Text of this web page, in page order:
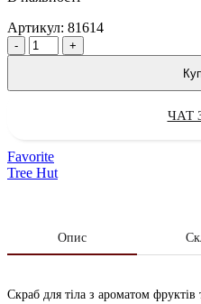
Артикул: 81614
Quantity
ЧАТ
Favorite
Tree Hut
Опис
Скраб для тіла з ароматом фруктів